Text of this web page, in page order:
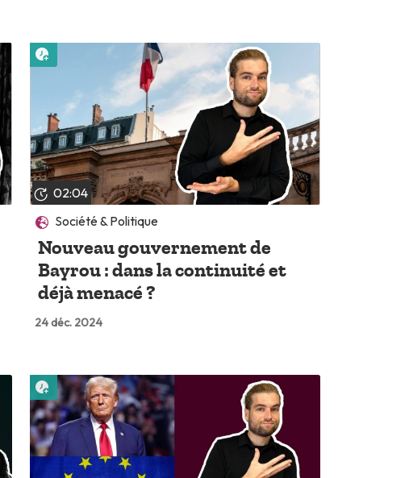
02:04
Société & Politique
Nouveau gouvernement de
Bayrou : dans la continuité et
déjà menacé ?
24 déc. 2024
Lire plus tard
Lire plus tard